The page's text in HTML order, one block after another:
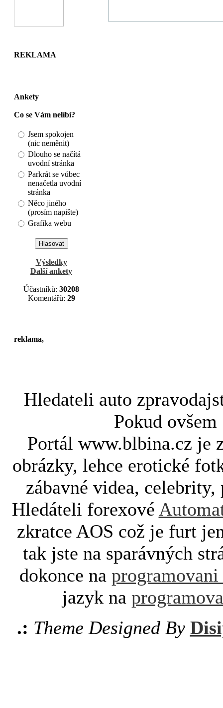
REKLAMA
Ankety
Co se Vám nelíbí?
Jsem spokojen
(nic neměnit)
Dlouho se načítá
uvodní stránka
Parkrát se vúbec
nenačetla uvodní
stránka
Něco jiného
(prosím napište)
Grafika webu
Výsledky
Další ankety
Účastníků: 30208
Komentářů: 29
reklama,
Hledateli auto
Pokud
Portál www.blbina.cz je
obrázky, lehce erotické
zábavné videa,
Hledáteli forexové
zkratce AOS což je furt
tak jste na sparávných
dokonce na programovani
jazyk na
.: Theme Designed By